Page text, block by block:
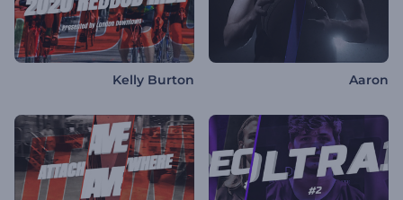
Aaron
Kelly Burton